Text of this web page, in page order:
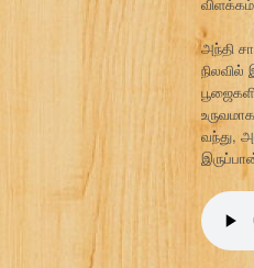
அந்தி
வந்து,